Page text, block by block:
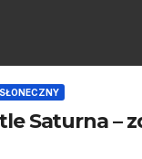
Saturna –